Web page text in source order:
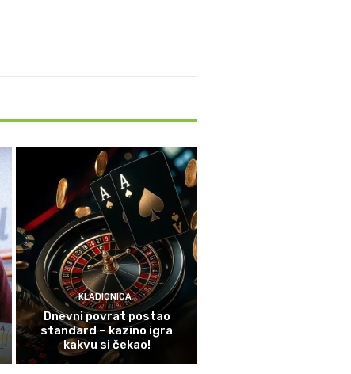
KLADIONICA
Dnevni povrat postao
standard – kazino igra
kakvu si čekao!